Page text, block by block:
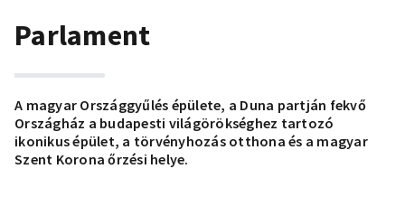
Parlament
A magyar Országgyűlés épülete, a Duna partján fekvő
Országház a budapesti világörökséghez tartozó
ikonikus épület, a törvényhozás otthona és a magyar
Szent Korona őrzési helye.